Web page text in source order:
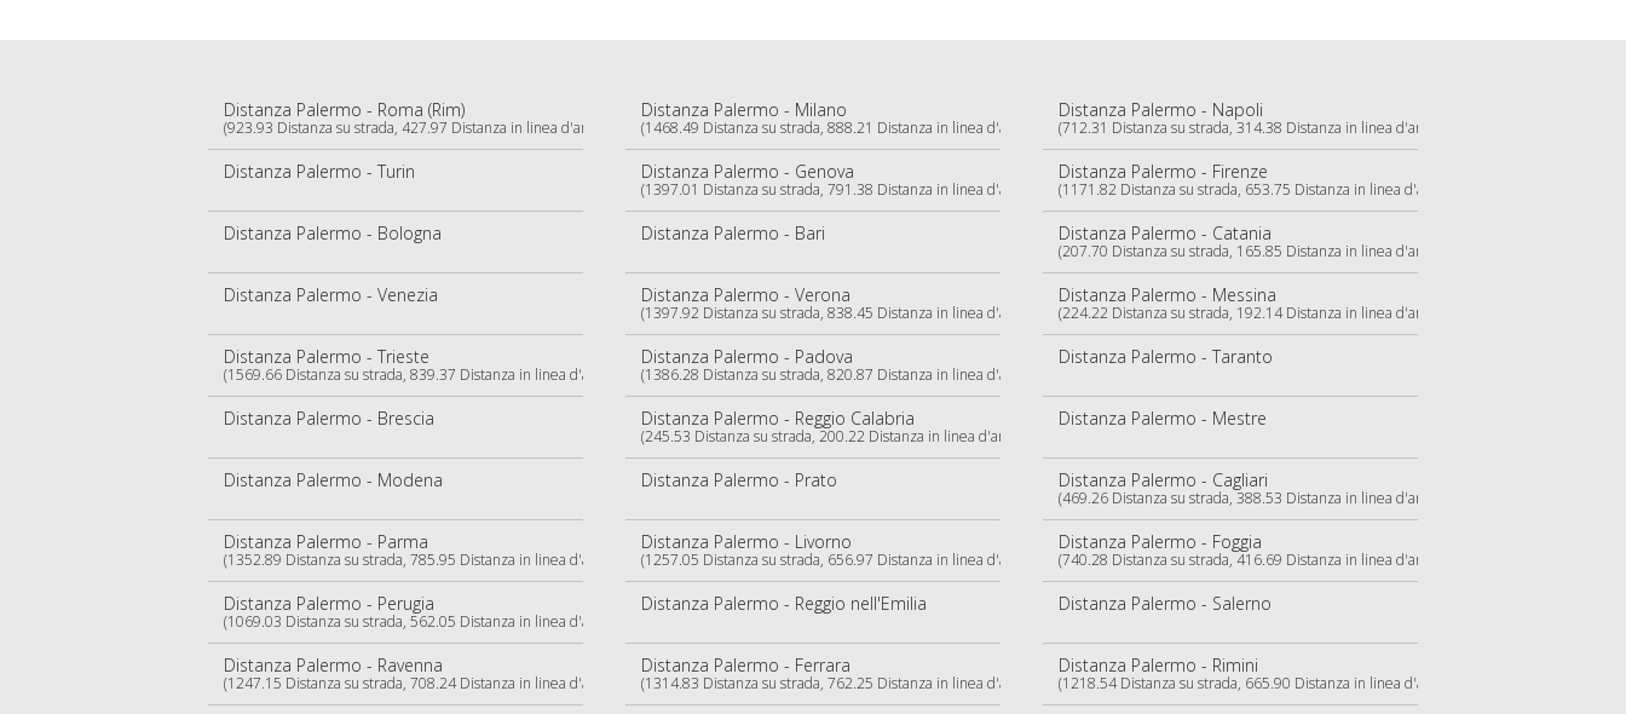
Distanza Palermo - Roma (Rim)
(923.93 Distanza su strada, 427.97 Distanza in linea d'aria)
Distanza Palermo - Milano
(1468.49 Distanza su strada, 888.21 Distanza in linea d'aria)
Distanza Palermo - Napoli
(712.31 Distanza su strada, 314.38 Distanza in linea d'aria)
Distanza Palermo - Turin Distanza Palermo - Genova
(1397.01 Distanza su strada, 791.38 Distanza in linea d'aria)
Distanza Palermo - Firenze
(1171.82 Distanza su strada, 653.75 Distanza in linea d'aria)
Distanza Palermo - Bologna Distanza Palermo - Bari Distanza Palermo - Catania
(207.70 Distanza su strada, 165.85 Distanza in linea d'aria)
Distanza Palermo - Venezia Distanza Palermo - Verona
(1397.92 Distanza su strada, 838.45 Distanza in linea d'aria)
Distanza Palermo - Messina
(224.22 Distanza su strada, 192.14 Distanza in linea d'aria)
Distanza Palermo - Trieste
(1569.66 Distanza su strada, 839.37 Distanza in linea d'aria)
Distanza Palermo - Padova
(1386.28 Distanza su strada, 820.87 Distanza in linea d'aria)
Distanza Palermo - Taranto
Distanza Palermo - Brescia Distanza Palermo - Reggio Calabria
(245.53 Distanza su strada, 200.22 Distanza in linea d'aria)
Distanza Palermo - Mestre
Distanza Palermo - Modena Distanza Palermo - Prato Distanza Palermo - Cagliari
(469.26 Distanza su strada, 388.53 Distanza in linea d'aria)
Distanza Palermo - Parma
(1352.89 Distanza su strada, 785.95 Distanza in linea d'aria)
Distanza Palermo - Livorno
(1257.05 Distanza su strada, 656.97 Distanza in linea d'aria)
Distanza Palermo - Foggia
(740.28 Distanza su strada, 416.69 Distanza in linea d'aria)
Distanza Palermo - Perugia
(1069.03 Distanza su strada, 562.05 Distanza in linea d'aria)
Distanza Palermo - Reggio nell'Emilia Distanza Palermo - Salerno
Distanza Palermo - Ravenna
(1247.15 Distanza su strada, 708.24 Distanza in linea d'aria)
Distanza Palermo - Ferrara
(1314.83 Distanza su strada, 762.25 Distanza in linea d'aria)
Distanza Palermo - Rimini
(1218.54 Distanza su strada, 665.90 Distanza in linea d'aria)